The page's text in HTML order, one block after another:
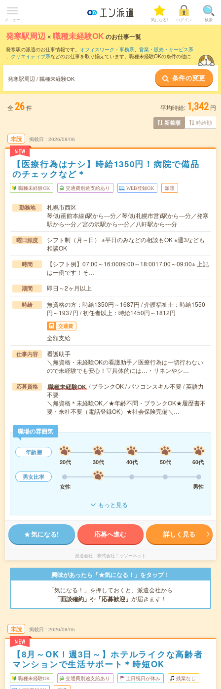
メニュー 気になる! ログイン 検索
発寒駅周辺 ×職種未経験OK のお仕事一覧
発寒駅の派遣のお仕事情報です。 オフィスワーク・事務系、 営業・販売・サービス系
、 クリエイティブ系などのお仕事を取り揃えています。職種未経験OKの条件の他に、
発寒駅周辺 / 職種未経験OK 条件の変更
全 26件 平均時給: 1,342 円
新着順 時給順
未読
NEW
掲載日 2026/08/06
【医療行為はナシ】時給1350円！病院で備品
のチェックなど＊
職種未経験OK 交通費別途支給あり WEB登録OK 派遣
勤務地
札幌市西区
琴似(函館本線)駅から---分／琴似(札幌市営)駅から---分／発寒
駅から---分／宮の沢駅から---分／八軒駅から---分
曜日頻度
シフト制（月～日） ※平日のみなどの相談もOK ※週3なども
相談OK
時間
【シフト例】07:00～16:0009:00～18:0017:00～09:00※ 上記
は一例です！そ…
期間 即日～2ヶ月以上
時給
無資格の方：時給1350円～1687円 / 介護福祉士：時給1550
円～1937円 / 初任者以上：時給1450円～1812円
交通費
全額支給
仕事内容
看護助手
＼無資格・未経験OKの看護助手／医療行為は一切行わない
ので未経験でも安心！▽具体的には…・リネンやシ…
応募資格 職種未経験OK / ブランクOK / パソコンスキル不要 / 英語力
不要
＼無資格＊未経験OK／★年齢不問・ブランクOK★履歴書不
要・来社不要（電話登録OK）★社会保険完備＼…
職場の雰囲気
年齢層
20代
30代 40代 50代
60代
男女比率
女性
男性
もっと見る
気になる! 応募へ進む 詳しく見る
派遣会社 株式会社ニッソーネット
興味があったら「★気になる！」をタップ！
「気になる！」を押しておくと、派遣会社から
「面談確約」 や 「応募歓迎」 が届きます！
未読
NEW
掲載日 2026/08/05
【8月～OK！週3日～】ホテルライクな高齢者
マンションで生活サポート＊時短OK
職種未経験OK 交通費別途支給あり 土日祝日が休み 残業なし